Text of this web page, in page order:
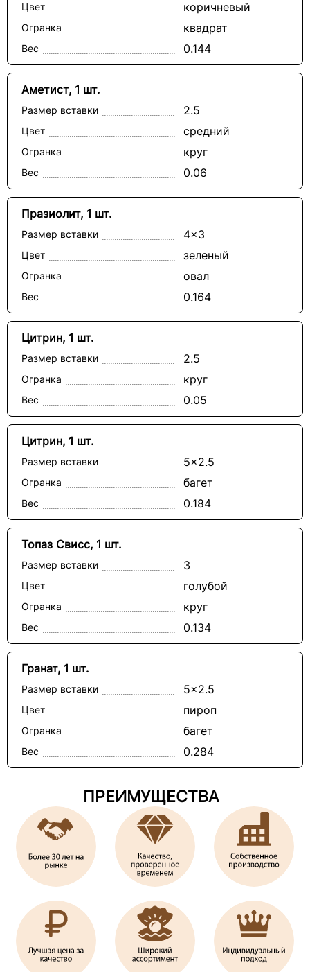
Цвет коричневый
Огранка квадрат
Вес 0.144
Аметист, 1 шт.
Размер вставки 2.5
Цвет средний
Огранка круг
Вес 0.06
Празиолит, 1 шт.
Размер вставки 4x3
Цвет зеленый
Огранка овал
Вес 0.164
Цитрин, 1 шт.
Размер вставки 2.5
Огранка круг
Вес 0.05
Цитрин, 1 шт.
Размер вставки 5x2.5
Огранка багет
Вес 0.184
Топаз Свисс, 1 шт.
Размер вставки 3
Цвет голубой
Огранка круг
Вес 0.134
Гранат, 1 шт.
Размер вставки 5x2.5
Цвет пироп
Огранка багет
Вес 0.284
ПРЕИМУЩЕСТВА